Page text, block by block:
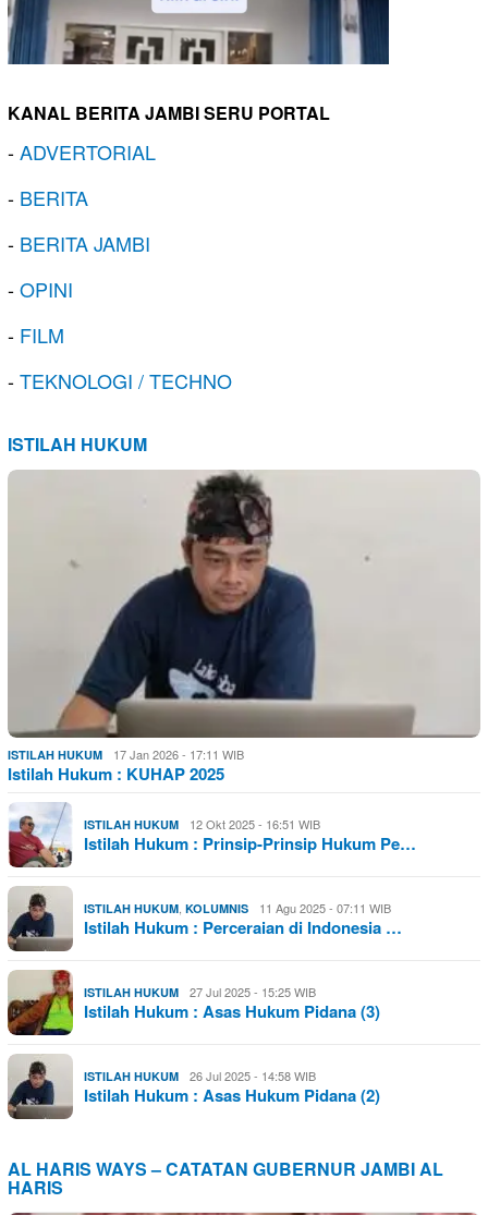
KANAL BERITA JAMBI SERU PORTAL
-ADVERTORIAL
- BERITA
- BERITA JAMBI
-OPINI
- FILM
-TEKNOLOGI / TECHNO
ISTILAH HUKUM
ISTILAH HUKUM 17 Jan 2026 - 17:11 WIB
Istilah Hukum : KUHAP 2025
ISTILAH HUKUM 12 Okt 2025 - 16:51 WIB
Istilah Hukum : Prinsip-Prinsip Hukum Pe…
ISTILAH HUKUM KOLUMNIS 11 Agu 2025 - 07:11 WIB
Istilah Hukum : Perceraian di Indonesia …
ISTILAH HUKUM 27 Jul 2025 - 15:25 WIB
Istilah Hukum : Asas Hukum Pidana (3)
ISTILAH HUKUM 26 Jul 2025 - 14:58 WIB
Istilah Hukum : Asas Hukum Pidana (2)
AL HARIS WAYS – CATATAN GUBERNUR JAMBI AL
HARIS